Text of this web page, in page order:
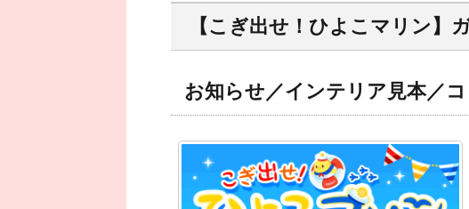
【こぎ出せ！ひよこマリン】
お知らせ／インテリア見本／